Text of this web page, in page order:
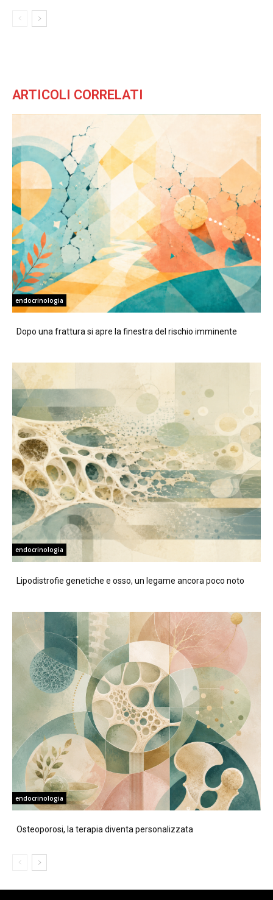
ARTICOLI CORRELATI
endocrinologia
Dopo una frattura si apre la finestra del rischio imminente
endocrinologia
Lipodistrofie genetiche e osso, un legame ancora poco noto
endocrinologia
Osteoporosi, la terapia diventa personalizzata